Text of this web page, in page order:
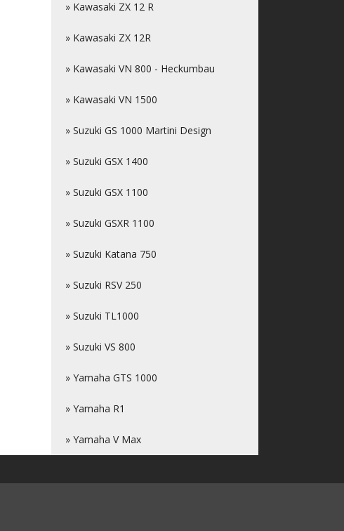
» Kawasaki ZX 12 R
» Kawasaki ZX 12R
» Kawasaki VN 800 - Heckumbau
» Kawasaki VN 1500
» Suzuki GS 1000 Martini Design
» Suzuki GSX 1400
» Suzuki GSX 1100
» Suzuki GSXR 1100
» Suzuki Katana 750
» Suzuki RSV 250
» Suzuki TL1000
» Suzuki VS 800
» Yamaha GTS 1000
» Yamaha R1
» Yamaha V Max